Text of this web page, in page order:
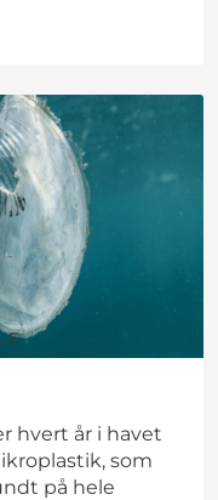
hvert år i havet
som
på hele